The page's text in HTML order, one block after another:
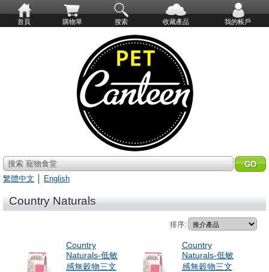
首頁 購物單 搜索 收藏產品 我的帳戶
搜索 寵物食堂
繁體中文
English
Country Naturals
排序:
Country
Naturals-低敏
感無穀物三文
Country
Naturals-低敏
感無穀物三文